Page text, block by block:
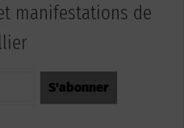
manifestations de